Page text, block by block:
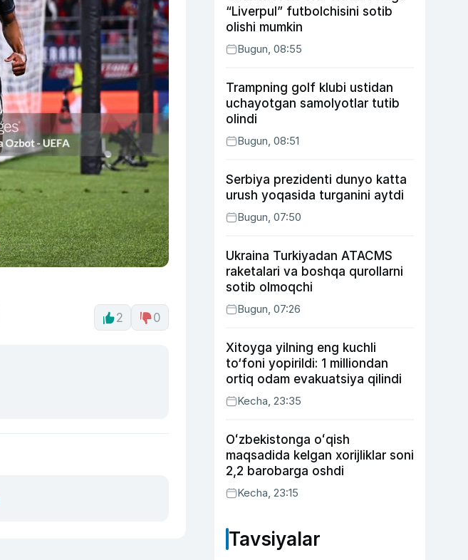
2 0
“Liverpul” futbolchisini sotib
olishi mumkin
Bugun, 08:55
Trampning golf klubi ustidan
uchayotgan samolyotlar tutib
olindi
Bugun, 08:51
Serbiya prezidenti dunyo katta
urush yoqasida turganini aytdi
Bugun, 07:50
Ukraina Turkiyadan ATACMS
raketalari va boshqa qurollarni
sotib olmoqchi
Bugun, 07:26
Xitoyga yilning eng kuchli
to‘foni yopirildi: 1 milliondan
ortiq odam evakuatsiya qilindi
Kecha, 23:35
Oʻzbekistonga oʻqish
maqsadida kelgan xorijliklar soni
2,2 barobarga oshdi
Kecha, 23:15
Tavsiyalar